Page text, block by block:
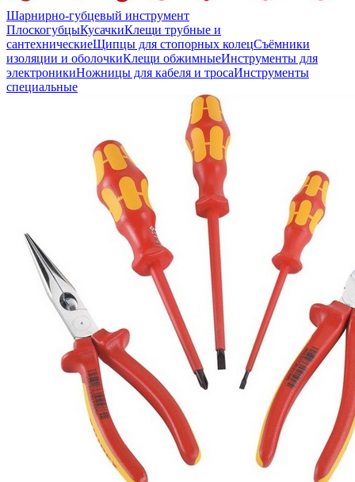
Шарнирно-губцевый инструмент
ПлоскогубцыКусачкиКлещи трубные и
сантехническиеЩипцы для стопорных колецСъёмники
изоляции и оболочкиКлещи обжимныеИнструменты для
электроникиНожницы для кабеля и тросаИнструменты
специальные